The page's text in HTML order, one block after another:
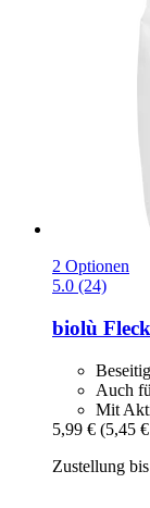
2 Optionen
5.0 (24)
biolù
Auch
Mit
5,99 € (5,45
Zustellung